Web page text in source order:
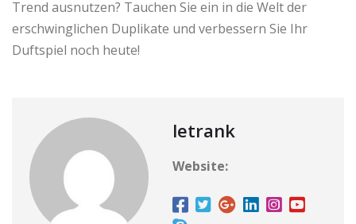
Trend ausnutzen? Tauchen Sie ein in die Welt der
erschwinglichen Duplikate und verbessern Sie Ihr
Duftspiel noch heute!
letrank
Website: